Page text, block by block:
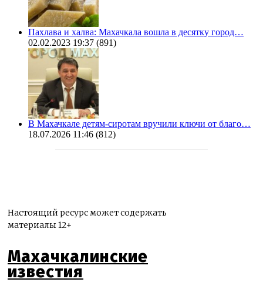
Пахлава и халва: Махачкала вошла в десятку город…
02.02.2023 19:37 (891)
В Махачкале детям-сиротам вручили ключи от благо…
18.07.2026 11:46 (812)
Настоящий ресурс может содержать
материалы 12+
Махачкалинские
известия